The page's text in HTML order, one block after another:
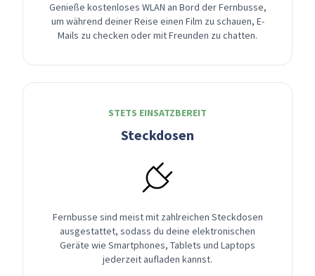
Genieße kostenloses WLAN an Bord der Fernbusse,
um während deiner Reise einen Film zu schauen, E-
Mails zu checken oder mit Freunden zu chatten.
STETS EINSATZBEREIT
Steckdosen
Fernbusse sind meist mit zahlreichen Steckdosen
ausgestattet, sodass du deine elektronischen
Geräte wie Smartphones, Tablets und Laptops
jederzeit aufladen kannst.